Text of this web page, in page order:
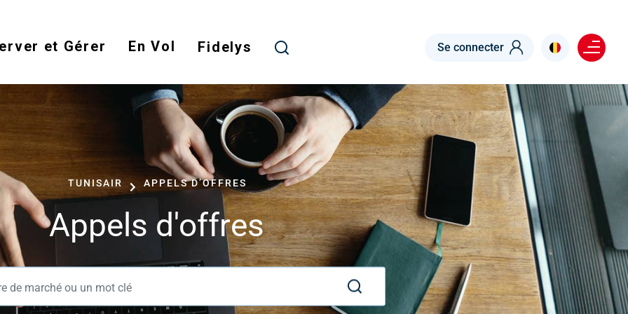
main
et Gérer En Vol Fidelys Se connecter Menu right
TUNISAIR APPELS D’OFFRES
Appels d'offres